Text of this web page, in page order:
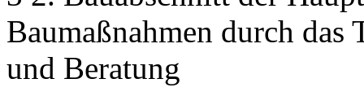
Baumaßnahmen durch
und Beratung